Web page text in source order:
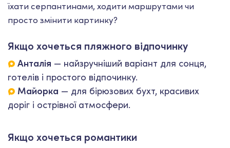
їхати серпантинами, ходити маршрутами чи
просто змінити картинку?
Якщо хочеться пляжного відпочинку
Анталія — найзручніший варіант для сонця,
готелів і простого відпочинку.
Майорка — для бірюзових бухт, красивих
доріг і острівної атмосфери.
Якщо хочеться романтики